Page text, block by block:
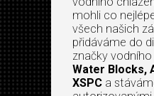
mohli co
všech našich
přidáváme do
značky
Water Blocks,
XSPC a